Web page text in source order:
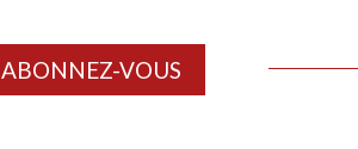
ABONNEZ-VOUS